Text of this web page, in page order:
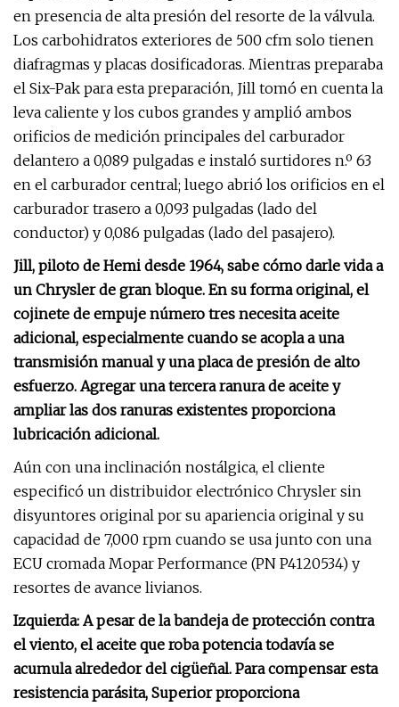
en presencia de alta presión del resorte de la válvula.
Los carbohidratos exteriores de 500 cfm solo tienen
diafragmas y placas dosificadoras. Mientras preparaba
el Six-Pak para esta preparación, Jill tomó en cuenta la
leva caliente y los cubos grandes y amplió ambos
orificios de medición principales del carburador
delantero a 0,089 pulgadas e instaló surtidores n.º 63
en el carburador central; luego abrió los orificios en el
carburador trasero a 0,093 pulgadas (lado del
conductor) y 0,086 pulgadas (lado del pasajero).
Jill, piloto de Hemi desde 1964, sabe cómo darle vida a
un Chrysler de gran bloque. En su forma original, el
cojinete de empuje número tres necesita aceite
adicional, especialmente cuando se acopla a una
transmisión manual y una placa de presión de alto
esfuerzo. Agregar una tercera ranura de aceite y
ampliar las dos ranuras existentes proporciona
lubricación adicional.
Aún con una inclinación nostálgica, el cliente
especificó un distribuidor electrónico Chrysler sin
disyuntores original por su apariencia original y su
capacidad de 7,000 rpm cuando se usa junto con una
ECU cromada Mopar Performance (PN P4120534) y
resortes de avance livianos.
Izquierda: A pesar de la bandeja de protección contra
el viento, el aceite que roba potencia todavía se
acumula alrededor del cigüeñal. Para compensar esta
resistencia parásita, Superior proporciona